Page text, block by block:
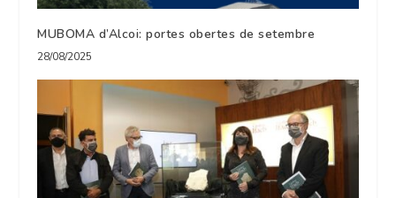
MUBOMA d’Alcoi: portes obertes de setembre
28/08/2025